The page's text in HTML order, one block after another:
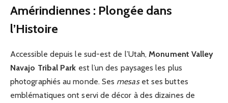
Amérindiennes : Plongée dans
l’Histoire
Accessible depuis le sud-est de l’Utah, Monument Valley
Navajo Tribal Park est l’un des paysages les plus
photographiés au monde. Ses mesaset ses buttes
emblématiques ont servi de décor à des dizaines de